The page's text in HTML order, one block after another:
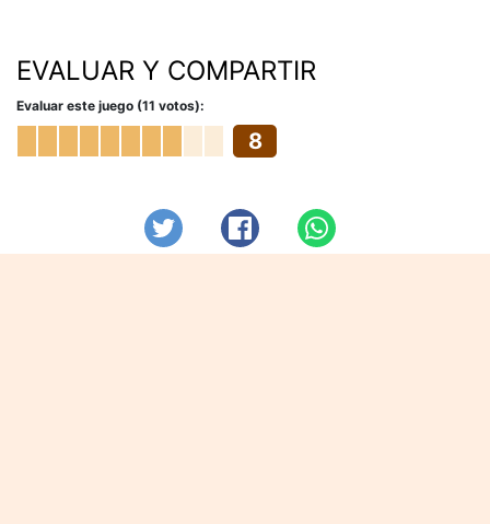
EVALUAR Y COMPARTIR
Evaluar este juego (11 votos):
8